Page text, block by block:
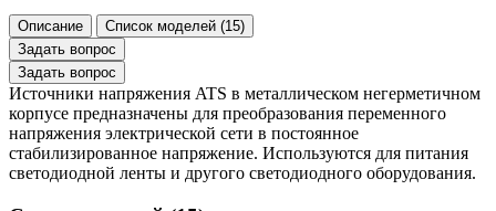
Описание
Список моделей (15)
Задать вопрос
Задать вопрос
Источники напряжения ATS в металлическом негерметичном
корпусе предназначены для преобразования переменного
напряжения электрической сети в постоянное
стабилизированное напряжение. Используются для питания
светодиодной ленты и другого светодиодного оборудования.